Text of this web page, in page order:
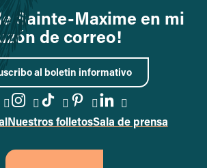
Sainte-Maxime en mi
de correo!
al boletin informativo
a la página de
Acceder a la página de
Acceder a la página
Acceder a la
Acceder a la
Nuestros folletosSala de prensa